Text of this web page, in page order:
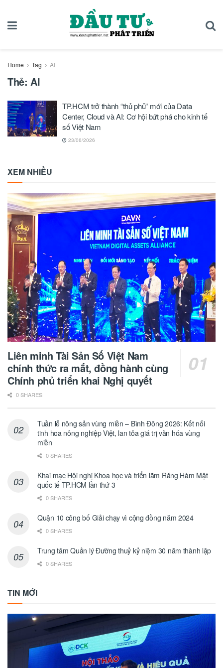
Home Tag AI
Thẻ: AI
TP.HCM trở thành “thủ phủ” mới của Data
Center, Cloud và AI: Cơ hội bứt phá cho kinh tế
số Việt Nam
23/06/2026
XEM NHIỀU
Liên minh Tài Sản Số Việt Nam
chính thức ra mắt, đồng hành cùng
Chính phủ triển khai Nghị quyết
0 SHARES
Tuần lễ nông sản vùng miền – Bình Đông 2026: Kết nối
tinh hoa nông nghiệp Việt, lan tỏa giá trị văn hóa vùng
miền
0 SHARES
Khai mạc Hội nghị Khoa học và triển lãm Răng Hàm Mặt
quốc tế TP.HCM lần thứ 3
0 SHARES
Quận 10 công bố Giải chạy vì cộng đồng năm 2024
0 SHARES
Trung tâm Quản lý Đường thuỷ kỷ niệm 30 năm thành lập
0 SHARES
TIN MỚI